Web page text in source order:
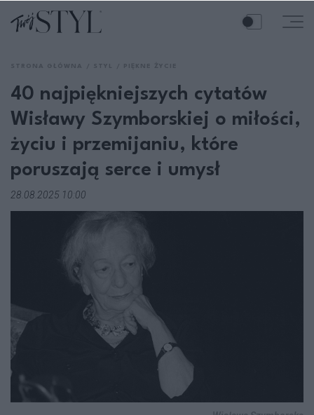
40 najpiękniejszych cytatów
Wisławy Szymborskiej o miłości,
życiu i przemijaniu, które
poruszają serce i umysł
28.08.2025 10:00